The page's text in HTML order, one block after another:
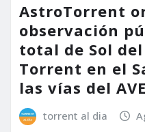
AstroTorrent
observación
total de Sol
Torrent en el
las vías del AVE
torrent al dia